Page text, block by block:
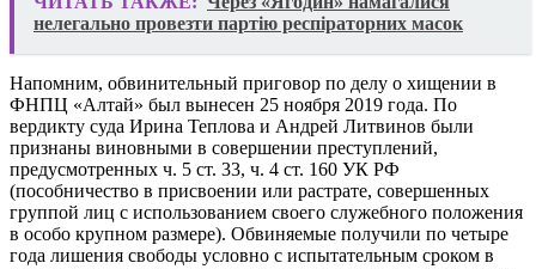
нелегально провезти партію респіраторних масок
Напомним, обвинительный приговор по делу о хищении в
ФНПЦ «Алтай» был вынесен 25 ноября 2019 года. По
вердикту суда Ирина Теплова и Андрей Литвинов были
признаны виновными в совершении преступлений,
предусмотренных ч. 5 ст. 33, ч. 4 ст. 160 УК РФ
(пособничество в присвоении или растрате, совершенных
группой лиц с использованием своего служебного положения
в особо крупном размере). Обвиняемые получили по четыре
года лишения свободы условно с испытательным сроком в